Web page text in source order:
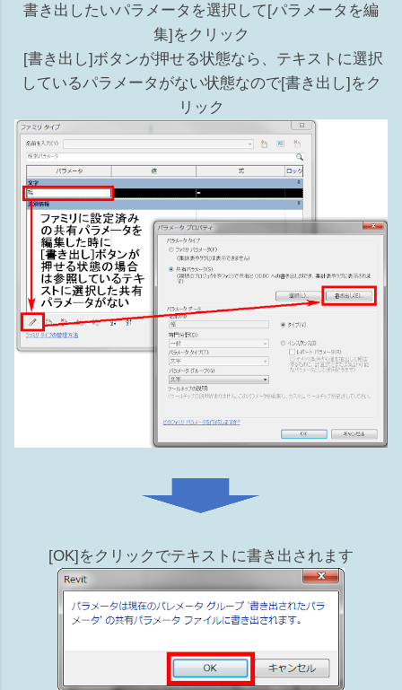
書き出したいパラメータを選択して[パラメータを編
集]をクリック
[書き出し]ボタンが押せる状態なら、テキストに選択
しているパラメータがない状態なので[書き出し]をク
リック
[OK]をクリックでテキストに書き出されます